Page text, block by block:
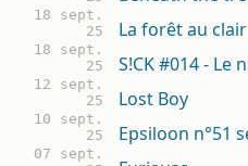
18 sept.
25
La forêt au
18 sept.
25
S!CK #014 - Le
12 sept.
25
Lost Boy
10 sept.
25
Epsiloon n°51
07 sept.